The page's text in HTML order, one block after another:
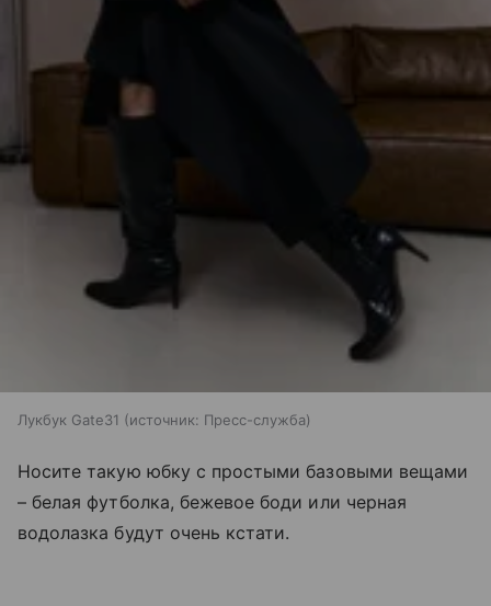
Лукбук Gate31 источник: Пресс-служба
Носите такую юбку с простыми базовыми вещами
– белая футболка, бежевое боди или черная
водолазка будут очень кстати.